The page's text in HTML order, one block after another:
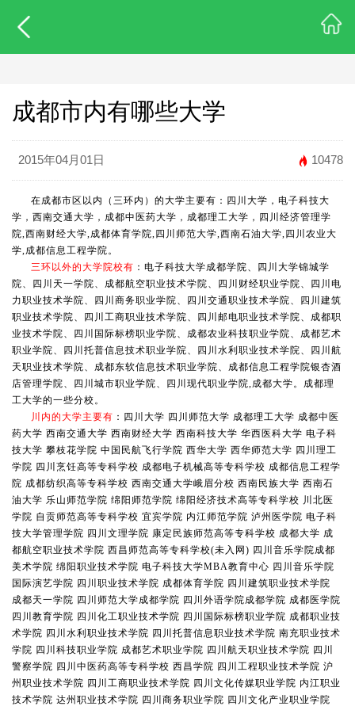
成都市内有哪些大学
2015年04月01日 10478
在成都市区以内（三环内）的大学主要有：四川大学，电子科技大
学，西南交通大学，成都中医药大学，成都理工大学，四川经济管理学
院,西南财经大学,成都体育学院,四川师范大学,西南石油大学,四川农业大
学,成都信息工程学院。
三环以外的大学院校有 ：电子科技大学成都学院、四川大学锦城学
院、四川天一学院、成都航空职业技术学院、四川财经职业学院、四川电
力职业技术学院、四川商务职业学院、四川交通职业技术学院、四川建筑
职业技术学院、四川工商职业技术学院、四川邮电职业技术学院、成都职
业技术学院、四川国际标榜职业学院、成都农业科技职业学院、成都艺术
职业学院、四川托普信息技术职业学院、四川水利职业技术学院、四川航
天职业技术学院、成都东软信息技术职业学院、成都信息工程学院银杏酒
店管理学院、四川城市职业学院、四川现代职业学院,成都大学。成都理
工大学的一些分校。
川内的大学主要有 ：四川大学 四川师范大学 成都理工大学 成都中医
药大学 西南交通大学 西南财经大学 西南科技大学 华西医科大学 电子科
技大学 攀枝花学院 中国民航飞行学院 西华大学 西华师范大学 四川理工
学院 四川烹饪高等专科学校 成都电子机械高等专科学校 成都信息工程学
院 成都纺织高等专科学校 西南交通大学峨眉分校 西南民族大学 西南石
油大学 乐山师范学院 绵阳师范学院 绵阳经济技术高等专科学校 川北医
学院 自贡师范高等专科学校 宜宾学院 内江师范学院 泸州医学院 电子科
技大学管理学院 四川文理学院 康定民族师范高等专科学校 成都大学 成
都航空职业技术学院 西昌师范高等专科学校(未入网) 四川音乐学院成都
美术学院 绵阳职业技术学院 电子科技大学MBA教育中心 四川音乐学院
国际演艺学院 四川职业技术学院 成都体育学院 四川建筑职业技术学院
成都天一学院 四川师范大学成都学院 四川外语学院成都学院 成都医学院
四川教育学院 四川化工职业技术学院 四川国际标榜职业学院 成都职业技
术学院 四川水利职业技术学院 四川托普信息职业技术学院 南充职业技术
学院 四川科技职业学院 成都艺术职业学院 四川航天职业技术学院 四川
警察学院 四川中医药高等专科学校 西昌学院 四川工程职业技术学院 沪
州职业技术学院 四川工商职业技术学院 四川文化传媒职业学院 内江职业
技术学院 达州职业技术学院 四川商务职业学院 四川文化产业职业学院